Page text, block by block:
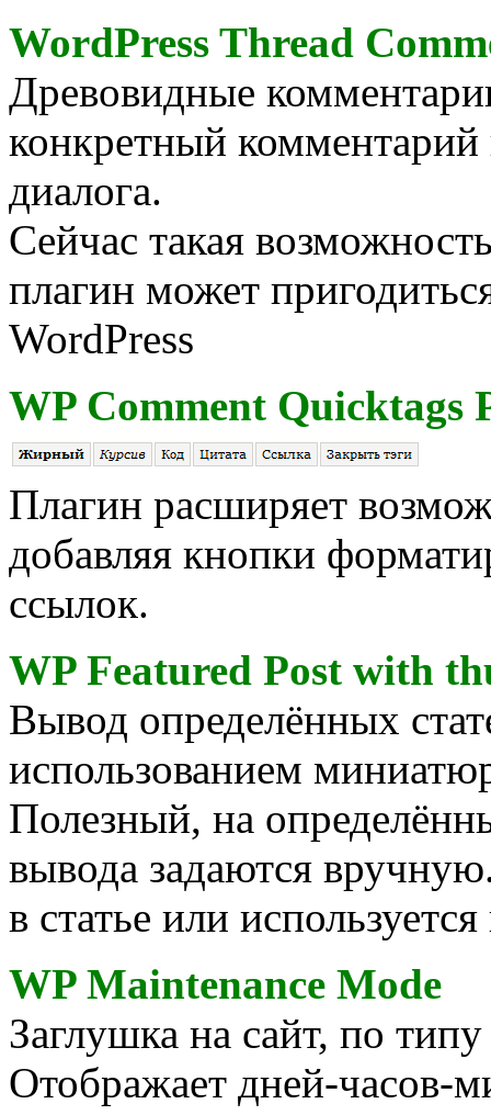
WordPress Thread
Древовидные
конкретный комментарий
диалога.
Сейчас такая
плагин может
WordPress
WP Comment Quicktags
Плагин расширяет
добавляя кнопки
ссылок.
WP Featured Post with
Вывод определённых
использованием
Полезный, на
вывода задаются
в статье или
WP Maintenance Mode
Заглушка на сайт, по
Отображает дней-часов-